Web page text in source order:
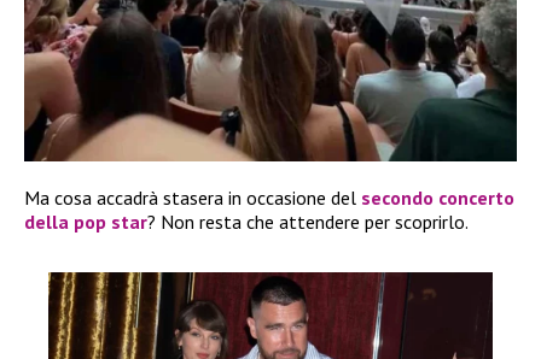
Ma cosa accadrà stasera in occasione del secondo concerto
della pop star? Non resta che attendere per scoprirlo.